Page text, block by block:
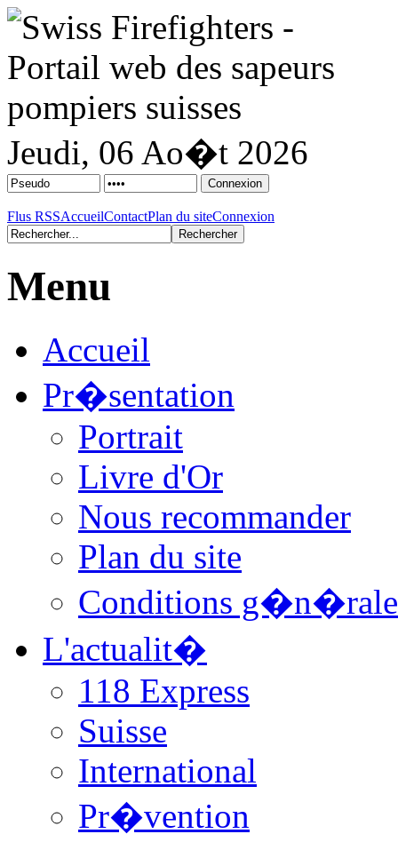
Jeudi, 06 Ao�t 2026
Flus RSSAccueilContactPlan du siteConnexion
Menu
Accueil
Pr�sentation
Portrait
Livre d'Or
Nous recommander
Plan du site
Conditions
L'actualit�
118 Express
Suisse
International
Pr�vention